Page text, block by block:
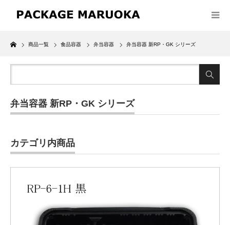
Home
商品一覧 食品容器 弁当容器 弁当容器 新RP・GK シリーズ
弁当容器 新RP・GK シリーズ
カテゴリ内商品